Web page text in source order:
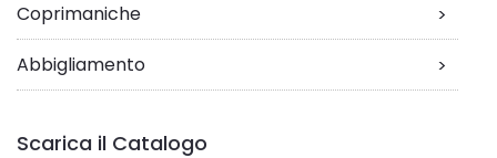
Coprimaniche
>
Abbigliamento
>
Scarica il Catalogo